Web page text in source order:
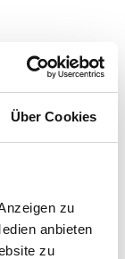
Über Cookies
zu
anbieten
zu